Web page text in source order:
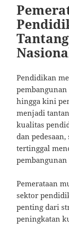
Pendidikan
hingga kini
menjadi
kualitas
dan
tertinggal
pembangunan
Pemerataan
sektor
penting dari
peningkatan